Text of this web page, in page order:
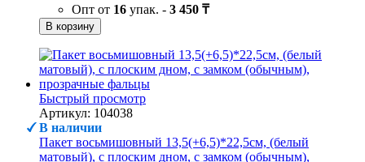
Опт от 16 упак. - 3 450 ₸
В корзину
Быстрый просмотр
Артикул: 104038
В наличии
Пакет восьмишовный 13,5(+6,5)*22,5см, (белый
матовый), с плоским дном, с замком (обычным),